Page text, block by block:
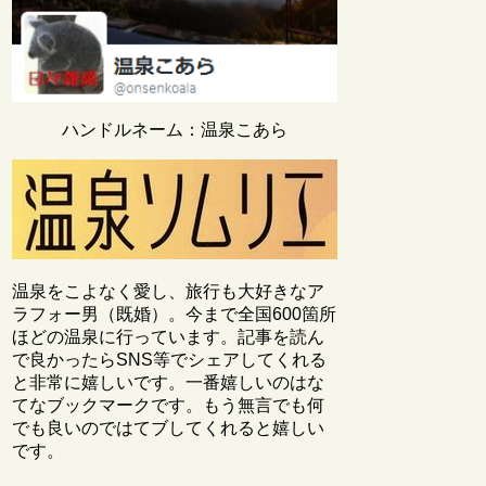
ハンドルネーム：温泉こあら
温泉をこよなく愛し、旅行も大好きなア
ラフォー男（既婚）。今まで全国600箇所
ほどの温泉に行っています。記事を読ん
で良かったらSNS等でシェアしてくれる
と非常に嬉しいです。一番嬉しいのはな
てなブックマークです。もう無言でも何
でも良いのではてブしてくれると嬉しい
です。